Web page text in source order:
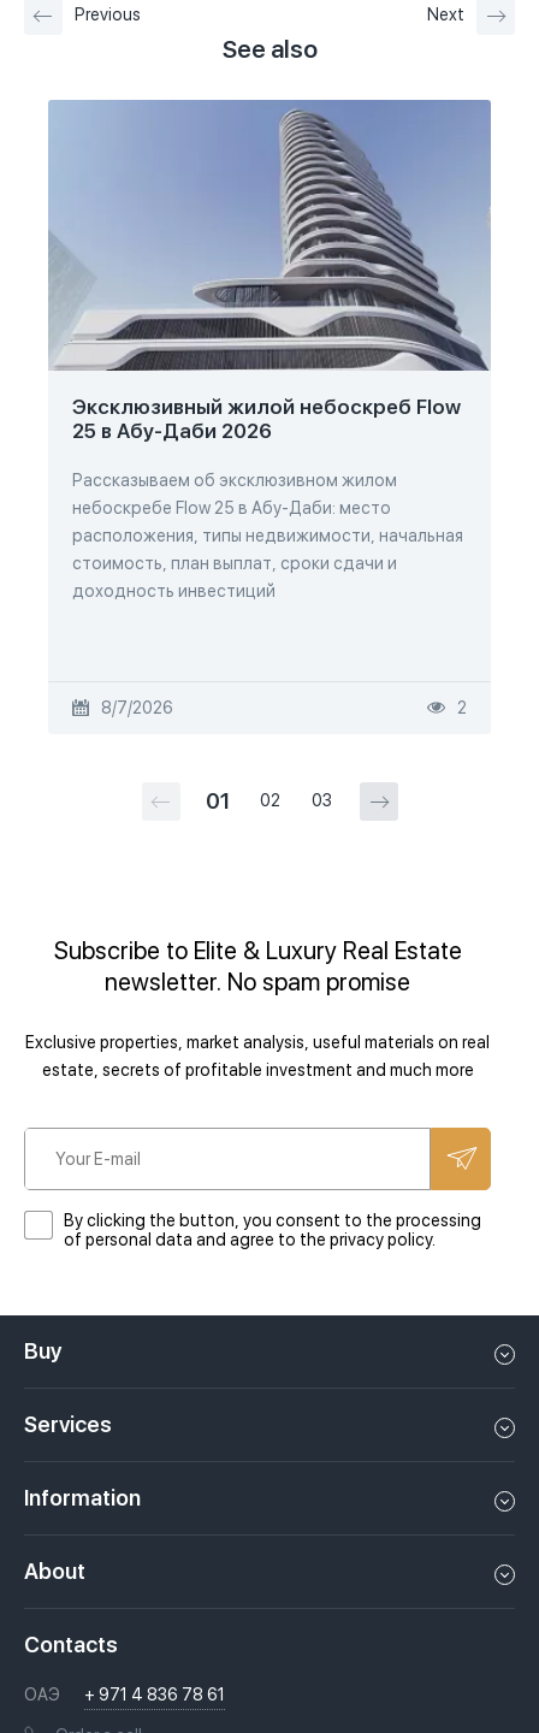
Previous Next
See also
Эксклюзивный жилой небоскреб Flow
25 в Абу-Даби 2026
Рассказываем об эксклюзивном жилом
небоскребе Flow 25 в Абу-Даби: место
расположения, типы недвижимости, начальная
стоимость, план выплат, сроки сдачи и
доходность инвестиций
8/7/2026 2
01 02 03
Subscribe to Elite & Luxury Real Estate
newsletter. No spam promise
Exclusive properties, market analysis, useful materials on real
estate, secrets of profitable investment and much more
By clicking the button, you consent to the processing
of personal data and agree to the privacy policy.
Buy
Apartments in Dubai
Penthouse in Dubai
Services
Rent a property in Dubai, UAE
Недвижимость за криптовалюту в Дубае
Moving to Dubai, UAE
Information
Laws
Questions And Answers
About
Licenses
Contacts
ОАЭ + 971 4 836 78 61